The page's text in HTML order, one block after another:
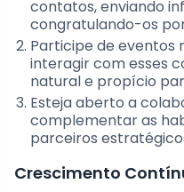
contatos, enviando
congratulando-os
Participe de eventos
interagir com esses
natural e propício
Esteja aberto a
complementar as
parceiros
Crescimento